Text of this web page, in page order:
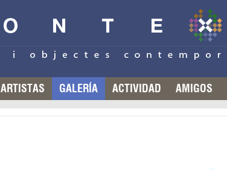
ARTISTAS GALERÍA ACTIVIDAD AMIGOS